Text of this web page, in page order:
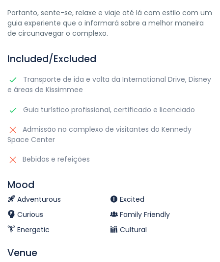
Portanto, sente-se, relaxe e viaje até lá com estilo com um
guia experiente que o informará sobre a melhor maneira
de circunavegar o complexo.
Included/Excluded
Transporte de ida e volta da International Drive, Disney
e áreas de Kissimmee
Guia turístico profissional, certificado e licenciado
Admissão no complexo de visitantes do Kennedy
Space Center
Bebidas e refeições
Mood
Adventurous
Excited
Curious
Family Friendly
Energetic
Cultural
Venue